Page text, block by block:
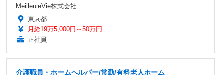
MeilleureVie株式会社
東京都
月給19万5,000円～50万円
正社員
介護職員・ホームヘルパー/常勤/有料老人ホーム